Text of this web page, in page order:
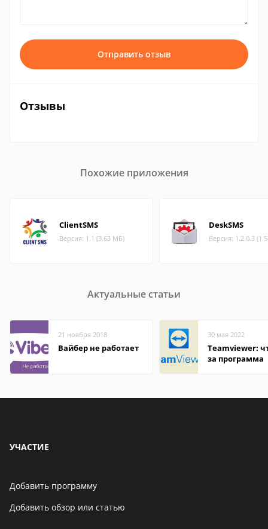
Отправить отзыв
Отзывы
Похожие приложения
ClientSMS
Версия: 1.1 (3.63 МБ)
DeskSMS
Версия: 1.2.0.3
Актуальные статьи
21 ноября 2018
Вайбер не работает
30 мая 2022
Teamviewer:
за программа
УЧАСТИЕ
Добавить программу
Добавить обзор или статью